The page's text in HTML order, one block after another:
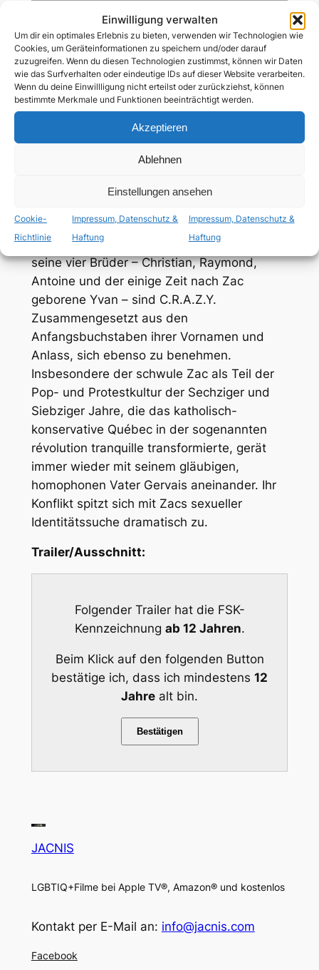
Einwilligung verwalten
Um dir ein optimales Erlebnis zu bieten, verwenden wir Technologien wie
Cookies, um Geräteinformationen zu speichern und/oder darauf
zuzugreifen. Wenn du diesen Technologien zustimmst, können wir Daten
wie das Surfverhalten oder eindeutige IDs auf dieser Website verarbeiten.
Wenn du deine Einwillligung nicht erteilst oder zurückziehst, können
bestimmte Merkmale und Funktionen beeinträchtigt werden.
Akzeptieren
Ablehnen
Einstellungen ansehen
Cookie-
Richtlinie
Impressum, Datenschutz &
Haftung
Impressum, Datenschutz &
Haftung
deutsch
ab 12 Jahren
schwule Nebenrolle
»Zac« Beaulieu in Québec zur Welt. Weniger
Alltag der katholischen Familie Beaulieu in
den folgenden zwei Jahrzehnten. Zac und
seine vier Brüder – Christian, Raymond,
Antoine und der einige Zeit nach Zac
geborene Yvan – sind C.R.A.Z.Y.
Zusammengesetzt aus den
Anfangsbuchstaben ihrer Vornamen und
Anlass, sich ebenso zu benehmen.
Insbesondere der schwule Zac als Teil der
Pop- und Protestkultur der Sechziger und
Siebziger Jahre, die das katholisch-
konservative Québec in der sogenannten
révolution tranquille transformierte, gerät
immer wieder mit seinem gläubigen,
homophonen Vater Gervais aneinander. Ihr
Konflikt spitzt sich mit Zacs sexueller
Identitätssuche dramatisch zu.
Trailer/Ausschnitt:
Folgender Trailer hat die FSK-
Kennzeichnung ab 12 Jahren.
Beim Klick auf den folgenden Button
bestätige ich, dass ich mindestens 12
Jahre alt bin.
Bestätigen
JACNIS
LGBTIQ+Filme bei Apple TV®, Amazon® und kostenlos
Kontakt per E-Mail an: info@jacnis.com
Facebook